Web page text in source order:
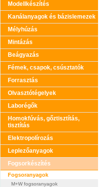
Modellkészítés
Kanálanyagok és bázislemezek
Mélyhúzás
Mintázás
Beágyazás
Fémek, csapok, csúsztatók
Forrasztás
Olvasztótégelyek
Laborégők
Homokfúvás, gőztisztítás,
tisztítás
Elektropolírozás
Leplezőanyagok
Fogsorkészítés
Fogsoranyagok
M+W fogsoranyagok